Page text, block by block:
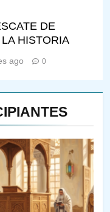
EL QUE
A NACER
DE
HISTORIA
ago 0